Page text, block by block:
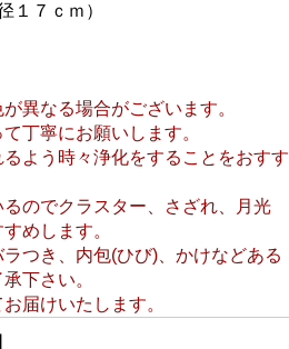
ｃｍ）
異なる場合がございます。
丁寧にお願いします。
よう時々浄化をすることをおすす
のでクラスター、さざれ、月光
めします。
つき、内包(ひび)、かけなどある
下さい。
届けいたします。